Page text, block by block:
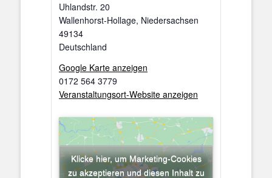
Uhlandstr. 20
Wallenhorst-Hollage, Niedersachsen
49134
Deutschland
Google Karte anzeigen
0172 564 3779
Veranstaltungsort-Website anzeigen
Klicke hier, um Marketing-Cookies
zu akzeptieren und diesen Inhalt zu